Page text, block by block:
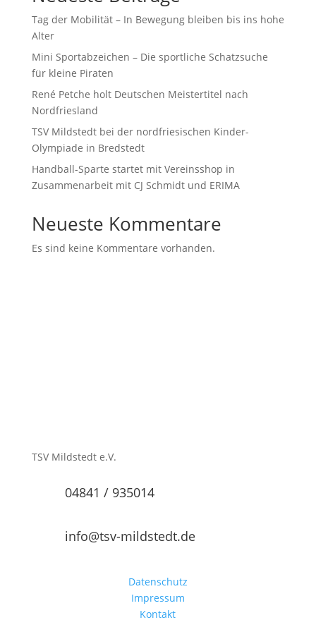
Tag der Mobilität – In Bewegung bleiben bis ins hohe
Alter
Mini Sportabzeichen – Die sportliche Schatzsuche
für kleine Piraten
René Petche holt Deutschen Meistertitel nach
Nordfriesland
TSV Mildstedt bei der nordfriesischen Kinder-
Olympiade in Bredstedt
Handball-Sparte startet mit Vereinsshop in
Zusammenarbeit mit CJ Schmidt und ERIMA
Neueste Kommentare
Es sind keine Kommentare vorhanden.
TSV Mildstedt e.V.
04841 / 935014
info@tsv-mildstedt.de
Datenschutz
Impressum
Kontakt